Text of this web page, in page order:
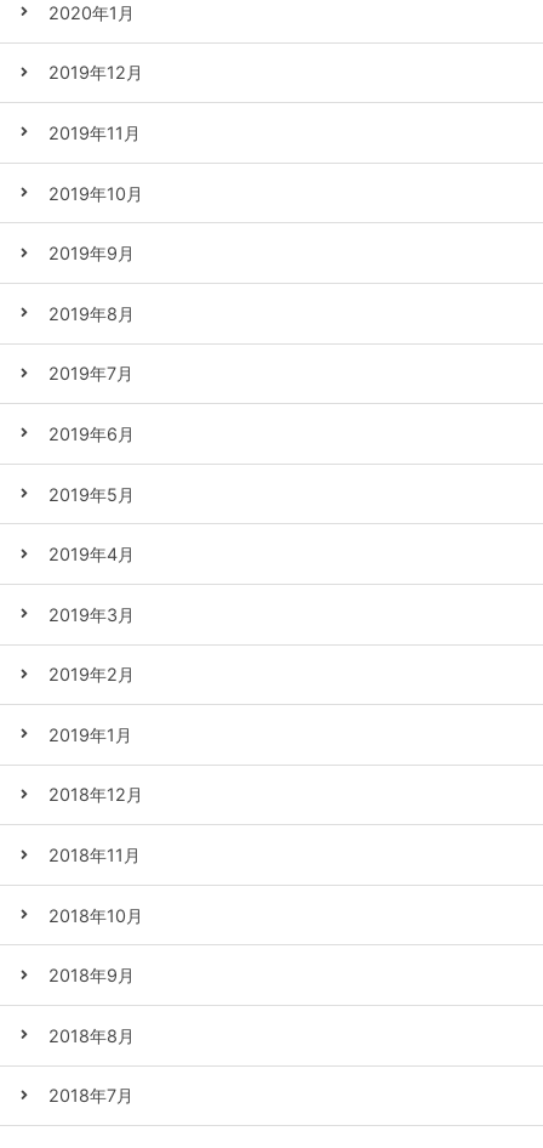
2020年1月
2019年12月
2019年11月
2019年10月
2019年9月
2019年8月
2019年7月
2019年6月
2019年5月
2019年4月
2019年3月
2019年2月
2019年1月
2018年12月
2018年11月
2018年10月
2018年9月
2018年8月
2018年7月